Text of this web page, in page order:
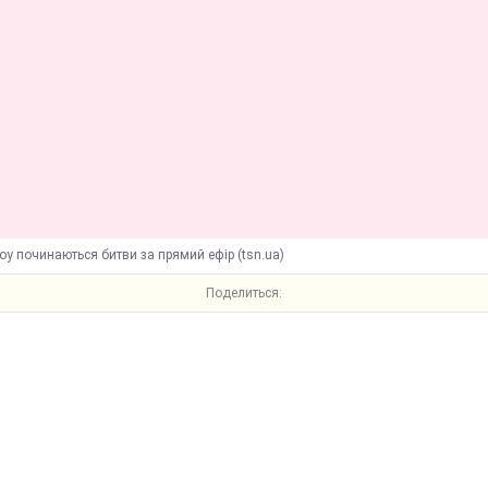
починаються битви за прямий ефір (tsn.ua)
Поделиться: